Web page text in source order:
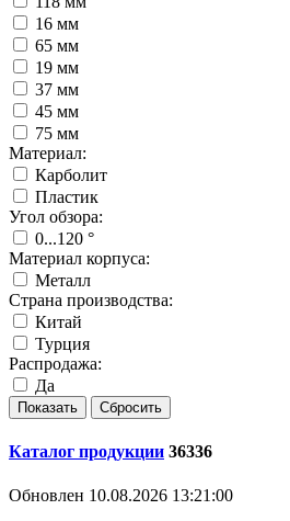
16 мм
65 мм
19 мм
37 мм
45 мм
75 мм
Материал:
Карболит
Пластик
Угол обзора:
0...120 °
Материал корпуса:
Металл
Страна производства:
Китай
Турция
Распродажа:
Да
Каталог продукции 36336
Обновлен 10.08.2026 13:21:00